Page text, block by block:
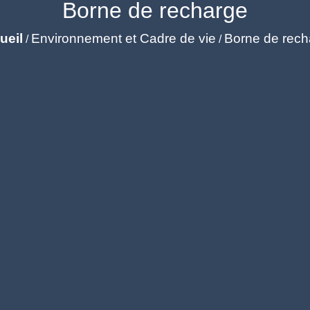
Borne de recharge
/ Environnement et Cadre de vie / Borne de